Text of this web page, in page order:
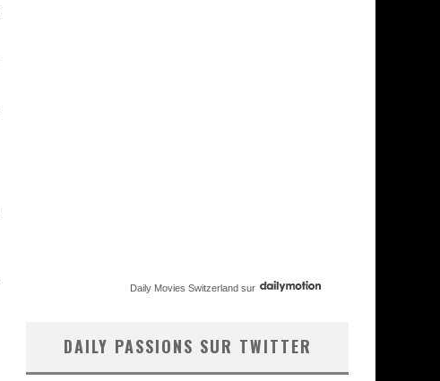
Daily Movies Switzerland sur
DAILY PASSIONS SUR TWITTER